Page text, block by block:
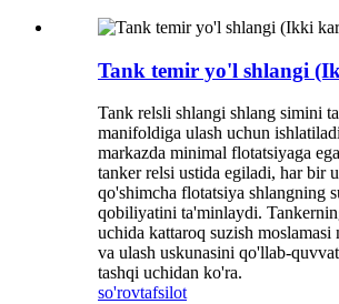
Tank temir yo'l shlangi
Tank relsli shlangi shlang simini
manifoldiga ulash uchun
markazda minimal flotatsiyaga
tanker relsi ustida egiladi, har bir
qo'shimcha flotatsiya shlangning
qobiliyatini ta'minlaydi.
uchida kattaroq suzish moslamasi
va ulash uskunasini qo'llab-
tashqi uchidan ko'ra.
so'rovtafsilot